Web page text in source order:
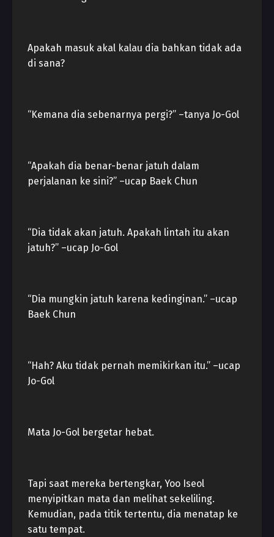
Apakah masuk akal kalau dia bahkan tidak ada
di sana?
“Kemana dia sebenarnya pergi?” –tanya Jo-Gol
“Apakah dia benar-benar jatuh dalam
perjalanan ke sini?” –ucap Baek Chun
“Dia tidak akan jatuh. Apakah lintah itu akan
jatuh?” –ucap Jo-Gol
“Dia mungkin jatuh karena kedinginan.” –ucap
Baek Chun
“Hah? Aku tidak pernah memikirkan itu.” –ucap
Jo-Gol
Mata Jo-Gol bergetar hebat.
Tapi saat mereka bertengkar, Yoo Iseol
menyipitkan mata dan melihat sekeliling.
Kemudian, pada titik tertentu, dia menatap ke
satu tempat.